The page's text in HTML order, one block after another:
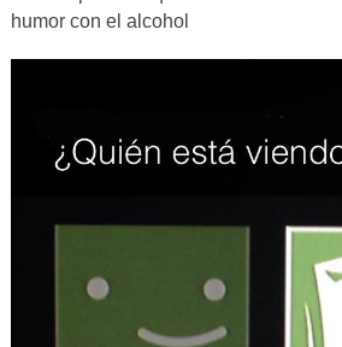
humor con el alcohol